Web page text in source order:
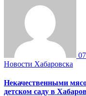
Новости Хабаровска
Некачественными
детском саду в